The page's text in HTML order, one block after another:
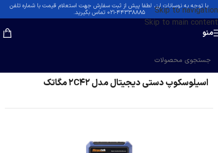
Skip to navigation
Skip to main content
با توجه به نوسانات ارز، لطفا پیش از ثبت سفارش جهت استعلام قیمت با شماره تلفن
۴۴۳۳۸۸۸۵-۰۲۱ تماس بگیرید.
منو
خانه /اسیلوسکوپ
اسیلوسکوپ دستی دیجیتال مدل 2C42 مگاتک